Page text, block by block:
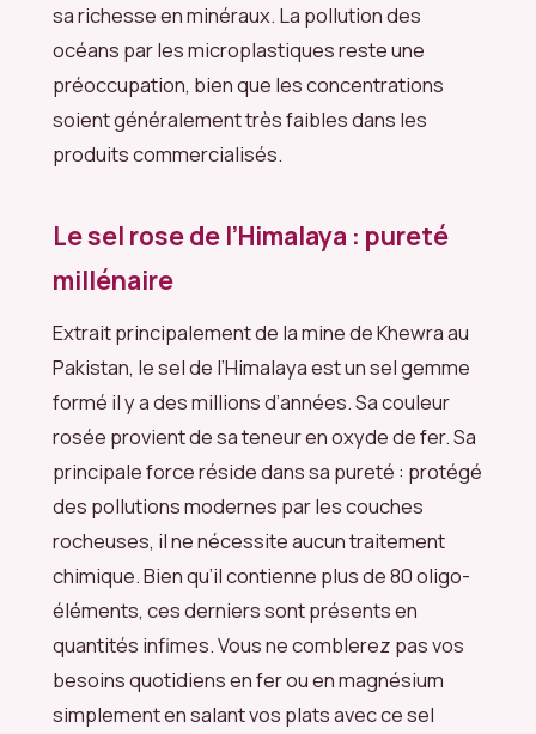
sa richesse en minéraux. La pollution des
océans par les microplastiques reste une
préoccupation, bien que les concentrations
soient généralement très faibles dans les
produits commercialisés.
Le sel rose de l’Himalaya : pureté
millénaire
Extrait principalement de la mine de Khewra au
Pakistan, le sel de l’Himalaya est un sel gemme
formé il y a des millions d’années. Sa couleur
rosée provient de sa teneur en oxyde de fer. Sa
principale force réside dans sa pureté : protégé
des pollutions modernes par les couches
rocheuses, il ne nécessite aucun traitement
chimique. Bien qu’il contienne plus de 80 oligo-
éléments, ces derniers sont présents en
quantités infimes. Vous ne comblerez pas vos
besoins quotidiens en fer ou en magnésium
simplement en salant vos plats avec ce sel